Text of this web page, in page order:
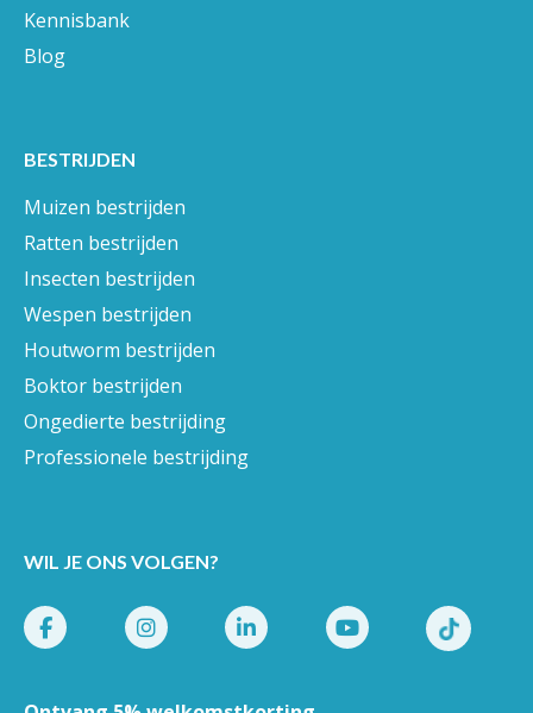
Kennisbank
Blog
BESTRIJDEN
Muizen bestrijden
Ratten bestrijden
Insecten bestrijden
Wespen bestrijden
Houtworm bestrijden
Boktor bestrijden
Ongedierte bestrijding
Professionele bestrijding
WIL JE ONS VOLGEN?